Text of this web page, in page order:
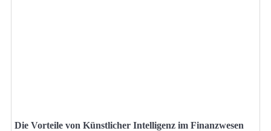
Die Vorteile von Künstlicher Intelligenz im Finanzwesen